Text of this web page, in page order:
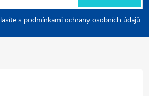
s podmínkami ochrany osobních údajů